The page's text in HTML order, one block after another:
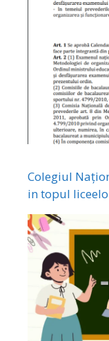
Colegiul
in topul